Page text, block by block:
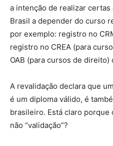
a intenção de realizar
Brasil a depender do curso
por exemplo: registro no
registro no CREA (para
OAB (para cursos de
A revalidação declara que
é um diploma válido, é
brasileiro. Está claro porque
não “validação”?